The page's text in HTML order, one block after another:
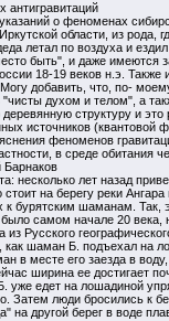
о феноменах
области, из
летал по воздуха и
быть", и даже имеются
18-19 веков н.э.
Могу добавить, что, по-
"чисты духом и телом", а
структуру и
источников
феноменов
в среде обитания
несколько лет назад
на берегу реки
к бурятским шаманам. Так,
было самом начале 20
из Русского
как шаман Б. подъехал на
в месте его заезда в
ширина ее достигает
уже едет на лошадиной
Затем люди бросились к
на другой берег в воде